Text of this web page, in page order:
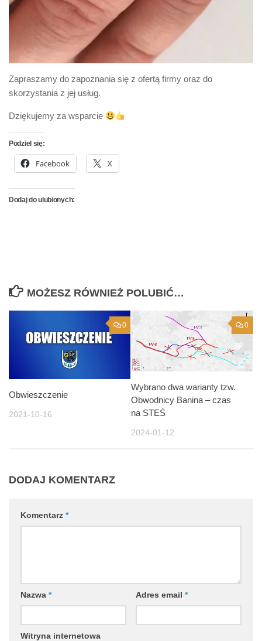
Zapraszamy do zapoznania się z ofertą firmy oraz do
skorzystania z jej usług.
Dziękujemy za wsparcie
Podziel się:
Facebook X
Dodaj do ulubionych:
MOŻESZ RÓWNIEŻ POLUBIĆ…
0
Obwieszczenie
2021-10-16
0
Wybrano dwa warianty tzw.
Obwodnicy Banina – czas
na STEŚ
2024-01-12
DODAJ KOMENTARZ
Komentarz *
Nazwa * Adres email *
Witryna internetowa